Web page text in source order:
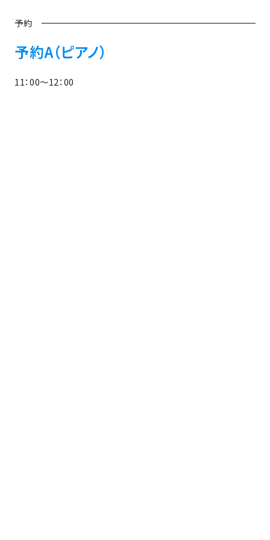
予約
予約A（ピアノ）
11：00～12：00